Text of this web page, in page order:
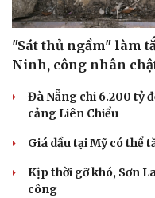
"Sát thủ ngầm" làm
Ninh, công nhân
Đà Nẵng chi 6.200 tỷ
cảng Liên Chiểu
Giá dầu tại Mỹ có thể
Kịp thời gỡ khó, Sơn
công